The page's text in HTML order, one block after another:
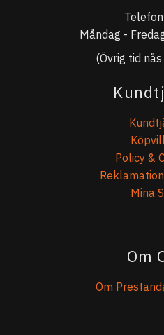
Måndag -
(Övrig tid
Policy &
Mina
Om
Om